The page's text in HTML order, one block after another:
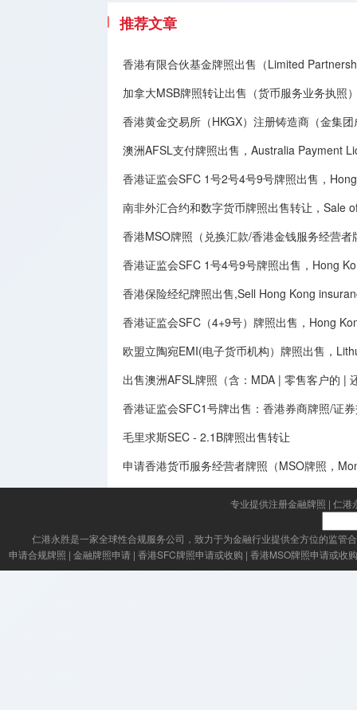
推荐文章
香港有限合伙基金牌照出售（Limited
加拿大MSB牌照转让​出售（货币服务业务执照），
香港黄金交易所（HKGX）注册铸造商（金集
澳洲AFSL支付牌照出售，Australia Payment
香港证监会SFC 1号2号4号9号牌照出售，
南非外汇合约和数字货币牌照出售转让，Sale
香港MSO牌照（兑换汇款/香港金钱服务经营者牌
香港证监会SFC 1号4号9号牌照出售，Hong
香港保险经纪牌照出售,Sell Hong Kong
香港证监会SFC（4+9号）牌照出售，Hong
欧盟立陶宛EMI(电子货币机构）牌照出售，
出售澳洲AFSL牌照（含：MDA | 零售客户的 |
香港证监会SFC1号牌出售：香港券商牌照/证
毛里求斯SEC - 2.1B牌照出售转让
申请香港货币服务经营者牌照（MSO牌照，
专业提供注册金融牌照 | 仁港
仁港永胜是一家全球性合规服务公司，致力于为金融行业提供全方位的监管
申请合规牌照 | 金融牌照申请 | 香港SFC牌照申请或收购 | 香港MSO牌照申请或收购